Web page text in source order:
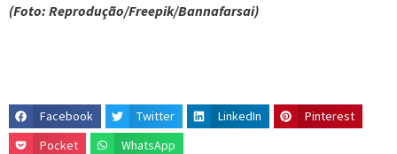
(Foto: Reprodução/Freepik/Bannafarsai)
Facebook Twitter LinkedIn
Pinterest
Pocket
WhatsApp